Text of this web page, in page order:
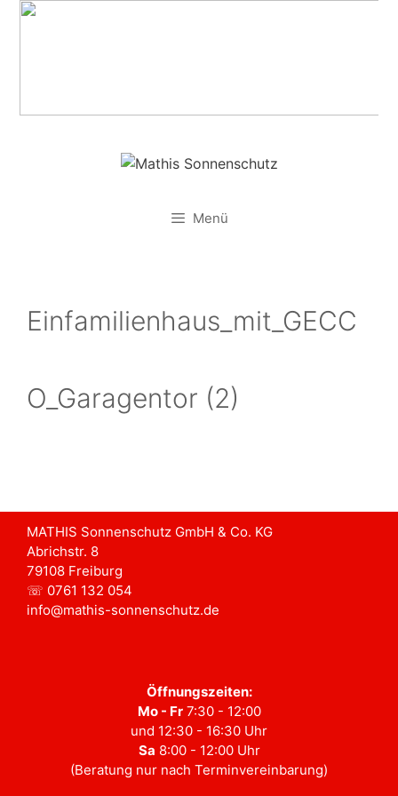
Zum
Menü
Einfamilienhaus_mit_GECC
O_Garagentor (2)
MATHIS Sonnenschutz GmbH & Co. KG
Abrichstr. 8
79108 Freiburg
☏ 0761 132 054
info@mathis-sonnenschutz.de
Öffnungszeiten:
Mo - Fr7:30 - 12:00
und 12:30 - 16:30 Uhr
Sa 8:00 - 12:00 Uhr
(Beratung nur nach Terminvereinbarung)